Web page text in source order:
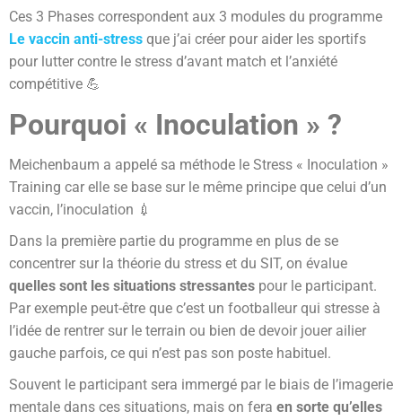
Ces 3 Phases correspondent aux 3 modules du programme
Le vaccin anti-stress que j’ai créer pour aider les sportifs
pour lutter contre le stress d’avant match et l’anxiété
compétitive 💪
Pourquoi « Inoculation » ?
Meichenbaum a appelé sa méthode le Stress « Inoculation »
Training car elle se base sur le même principe que celui d’un
vaccin, l’inoculation 💉
Dans la première partie du programme en plus de se
concentrer sur la théorie du stress et du SIT, on évalue
quelles sont les situations stressantes pour le participant.
Par exemple peut-être que c’est un footballeur qui stresse à
l’idée de rentrer sur le terrain ou bien de devoir jouer ailier
gauche parfois, ce qui n’est pas son poste habituel.
Souvent le participant sera immergé par le biais de l’imagerie
mentale dans ces situations, mais on fera en sorte qu’elles